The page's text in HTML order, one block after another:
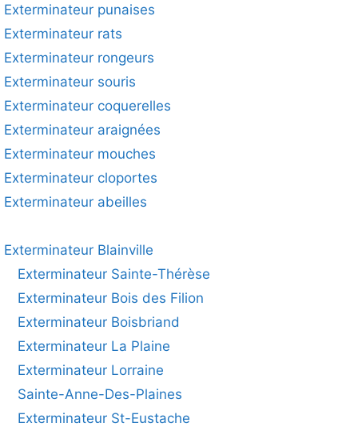
Exterminateur punaises
Exterminateur rats
Exterminateur rongeurs
Exterminateur souris
Exterminateur coquerelles
Exterminateur araignées
Exterminateur mouches
Exterminateur cloportes
Exterminateur abeilles
Exterminateur Blainville
Exterminateur Sainte-Thérèse
Exterminateur Bois des Filion
Exterminateur Boisbriand
Exterminateur La Plaine
Exterminateur Lorraine
Sainte-Anne-Des-Plaines
Exterminateur St-Eustache